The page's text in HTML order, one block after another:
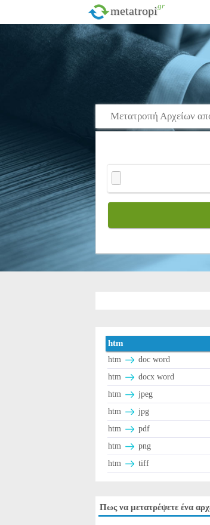
metatropi.gr
Μετατροπή Αρχείων
htm
htm
doc word
htm
docx word
htm
jpeg
htm
jpg
htm
pdf
htm
png
htm
tiff
Πως να μετατρέψετε ένα